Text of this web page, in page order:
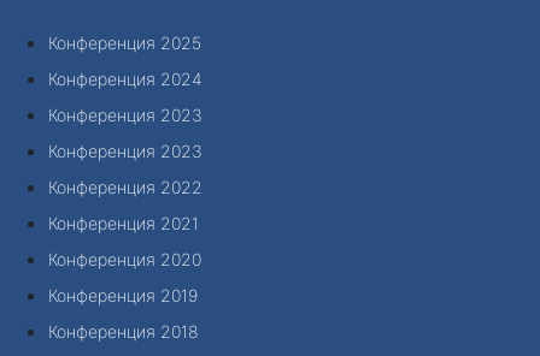
Конференция 2025
Конференция 2024
Конференция 2023
Конференция 2023
Конференция 2022
Конференция 2021
Конференция 2020
Конференция 2019
Конференция 2018